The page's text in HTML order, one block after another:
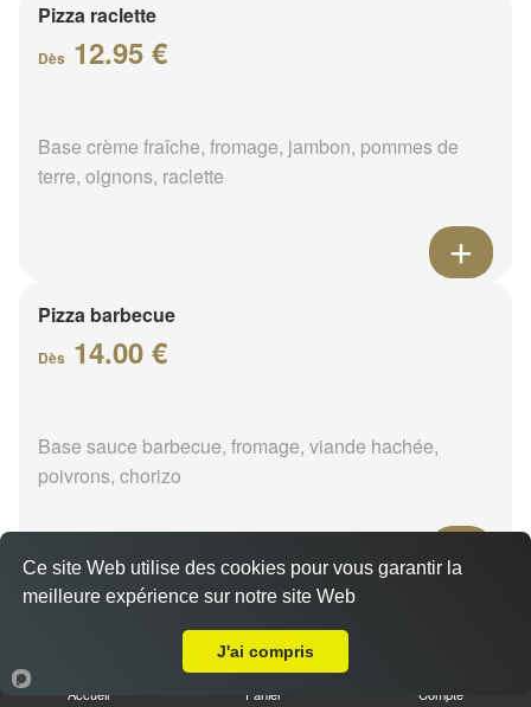
Pizza raclette
Dès 12.95 €
Base crème fraîche, fromage, jambon, pommes de
terre, oignons, raclette
Pizza barbecue
Dès 14.00 €
Base sauce barbecue, fromage, viande hachée,
poivrons, chorizo
Pizza cannibale
Accueil Panier Compte
Ce site Web utilise des cookies pour vous garantir la
meilleure expérience sur notre site Web
J'ai compris